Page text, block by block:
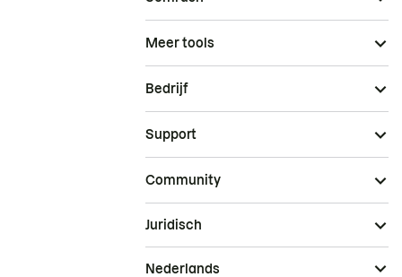
Meer tools
Bedrijf
Support
Community
Juridisch
Nederlands